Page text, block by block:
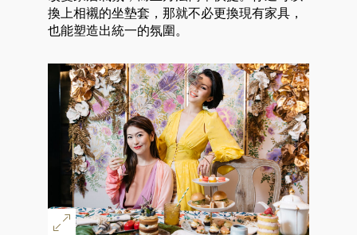
換上相襯的坐墊套，那就不必更換現有家具，
也能塑造出統一的氛圍。
好